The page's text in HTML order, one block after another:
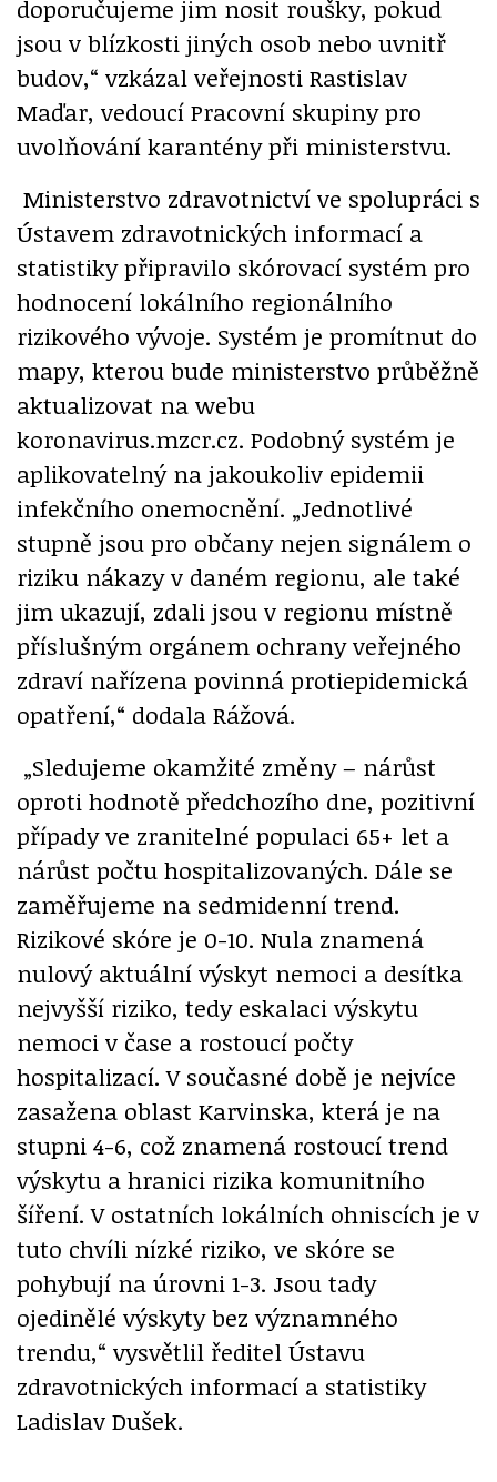
doporučujeme jim nosit roušky, pokud
jsou v blízkosti jiných osob nebo uvnitř
budov,“ vzkázal veřejnosti Rastislav
Maďar, vedoucí Pracovní skupiny pro
uvolňování karantény při ministerstvu.
Ministerstvo zdravotnictví ve spolupráci s
Ústavem zdravotnických informací a
statistiky připravilo skórovací systém pro
hodnocení lokálního regionálního
rizikového vývoje. Systém je promítnut do
mapy, kterou bude ministerstvo průběžně
aktualizovat na webu
koronavirus.mzcr.cz. Podobný systém je
aplikovatelný na jakoukoliv epidemii
infekčního onemocnění. „Jednotlivé
stupně jsou pro občany nejen signálem o
riziku nákazy v daném regionu, ale také
jim ukazují, zdali jsou v regionu místně
příslušným orgánem ochrany veřejného
zdraví nařízena povinná protiepidemická
opatření,“ dodala Rážová.
„Sledujeme okamžité změny – nárůst
oproti hodnotě předchozího dne, pozitivní
případy ve zranitelné populaci 65+ let a
nárůst počtu hospitalizovaných. Dále se
zaměřujeme na sedmidenní trend.
Rizikové skóre je 0-10. Nula znamená
nulový aktuální výskyt nemoci a desítka
nejvyšší riziko, tedy eskalaci výskytu
nemoci v čase a rostoucí počty
hospitalizací. V současné době je nejvíce
zasažena oblast Karvinska, která je na
stupni 4-6, což znamená rostoucí trend
výskytu a hranici rizika komunitního
šíření. V ostatních lokálních ohniscích je v
tuto chvíli nízké riziko, ve skóre se
pohybují na úrovni 1-3. Jsou tady
ojedinělé výskyty bez významného
trendu,“ vysvětlil ředitel Ústavu
zdravotnických informací a statistiky
Ladislav Dušek.